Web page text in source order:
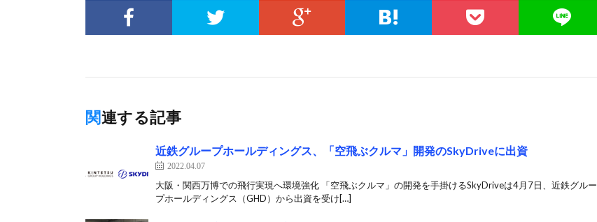
関連する記事
近鉄グループホールディングス、「空飛ぶクルマ」開発のSkyDriveに出資
2022.04.07
大阪・関西万博での飛行実現へ環境強化 「空飛ぶクルマ」の開発を手掛けるSkyDriveは4月7日、近鉄グルー
プホールディングス（GHD）から出資を受け[…]